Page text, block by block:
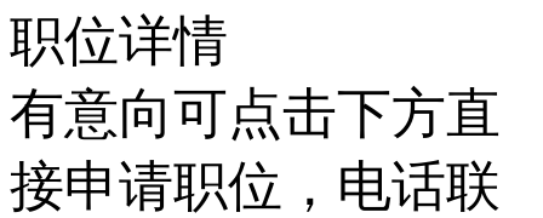
职位详情
有意向可点击下方直
接申请职位，电话联